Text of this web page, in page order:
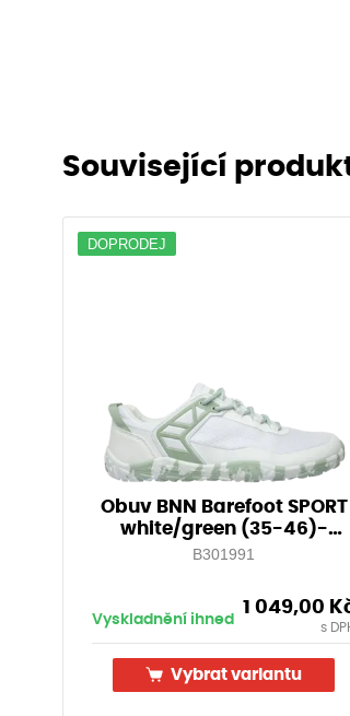
Související
DOPRODEJ
Obuv BNN Barefoot SPORT
white/green (35-46)-
Doprodej!
B301991
Vyskladnění ihned
1 049,00
s
Vybrat variantu